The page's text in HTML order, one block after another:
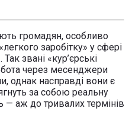
громадян, особливо
заробітку» у сфері
звані «кур’єрські
через месенджери
однак насправді вони є
за собою реальну
— аж до тривалих термінів